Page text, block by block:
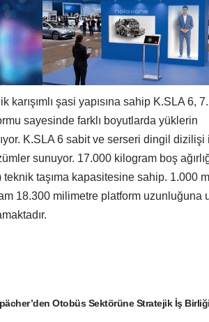
şasi yapısına sahip K.SLA 6,
sayesinde farklı boyutlarda yüklerin
K.SLA 6 sabit ve serseri dingil dizilişi
sunuyor. 17.000 kilogram boş
taşıma kapasitesine sahip. 1.000
18.300 milimetre platform uzunluğuna
Otobüs Sektörüne Stratejik İş Birliği